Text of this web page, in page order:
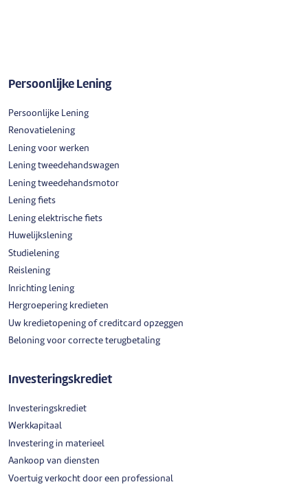
Persoonlijke Lening
Persoonlijke Lening
Renovatielening
Lening voor werken
Lening tweedehandswagen
Lening tweedehandsmotor
Lening fiets
Lening elektrische fiets
Huwelijkslening
Studielening
Reislening
Inrichting lening
Hergroepering kredieten
Uw kredietopening of creditcard opzeggen
Beloning voor correcte terugbetaling
Investeringskrediet
Investeringskrediet
Werkkapitaal
Investering in materieel
Aankoop van diensten
Voertuig verkocht door een professional